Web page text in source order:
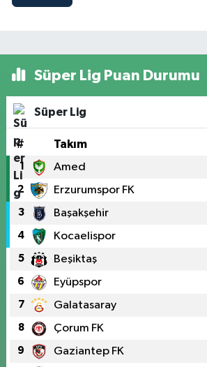
Süper Lig Puan Durumu
Süper Lig
# Takım
1 Amed
2 Erzurumspor FK
3 Başakşehir
4 Kocaelispor
5 Beşiktaş
6 Eyüpspor
7 Galatasaray
8 Çorum FK
9 Gaziantep FK